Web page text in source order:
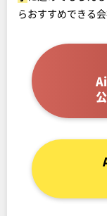
らおすすめできる会